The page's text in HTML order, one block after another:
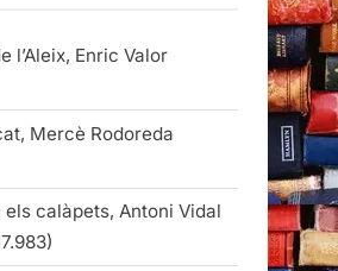
l’Aleix, Enric Valor
Mercè Rodoreda
els calàpets, Antoni Vidal